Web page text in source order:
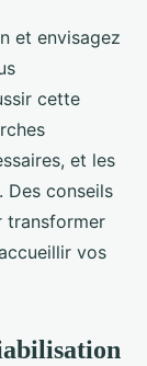
et envisagez
cette
et les
Des conseils
transformer
vos